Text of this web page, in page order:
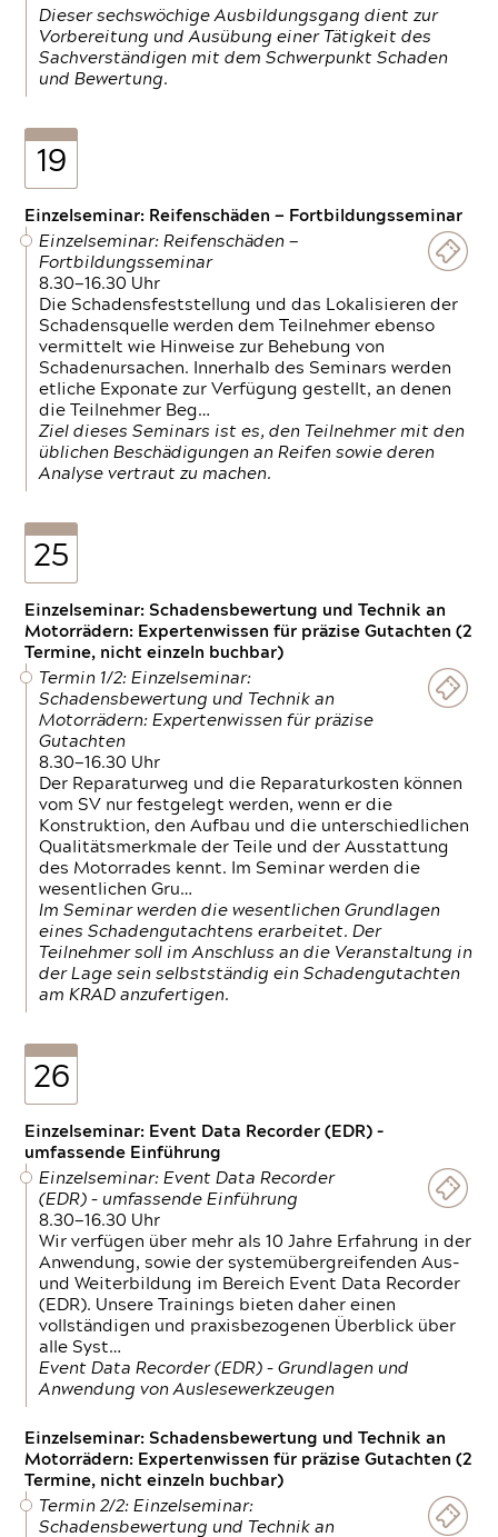
Dieser sechswöchige Ausbildungsgang dient zur
Vorbereitung und Ausübung einer Tätigkeit des
Sachverständigen mit dem Schwerpunkt Schaden
und Bewertung.
19
Einzelseminar: Reifenschäden — Fortbildungsseminar
Einzelseminar: Reifenschäden —
Fortbildungsseminar
8.30—16.30 Uhr
Die Schadensfeststellung und das Lokalisieren der
Schadensquelle werden dem Teilnehmer ebenso
vermittelt wie Hinweise zur Behebung von
Schadenursachen. Innerhalb des Seminars werden
etliche Exponate zur Verfügung gestellt, an denen
die Teilnehmer Beg…
Ziel dieses Seminars ist es, den Teilnehmer mit den
üblichen Beschädigungen an Reifen sowie deren
Analyse vertraut zu machen.
25
Einzelseminar: Schadensbewertung und Technik an
Motorrädern: Expertenwissen für präzise Gutachten (2
Termine, nicht einzeln buchbar)
Termin 1/2: Einzelseminar:
Schadensbewertung und Technik an
Motorrädern: Expertenwissen für präzise
Gutachten
8.30—16.30 Uhr
Der Reparaturweg und die Reparaturkosten können
vom SV nur festgelegt werden, wenn er die
Konstruktion, den Aufbau und die unterschiedlichen
Qualitätsmerkmale der Teile und der Ausstattung
des Motorrades kennt. Im Seminar werden die
wesentlichen Gru…
Im Seminar werden die wesentlichen Grundlagen
eines Schadengutachtens erarbeitet. Der
Teilnehmer soll im Anschluss an die Veranstaltung in
der Lage sein selbstständig ein Schadengutachten
am KRAD anzufertigen.
26
Einzelseminar: Event Data Recorder (EDR) –
umfassende Einführung
Einzelseminar: Event Data Recorder
(EDR) – umfassende Einführung
8.30—16.30 Uhr
Wir verfügen über mehr als 10 Jahre Erfahrung in der
Anwendung, sowie der systemübergreifenden Aus-
und Weiterbildung im Bereich Event Data Recorder
(EDR). Unsere Trainings bieten daher einen
vollständigen und praxisbezogenen Überblick über
alle Syst…
Event Data Recorder (EDR) – Grundlagen und
Anwendung von Auslesewerkzeugen
Einzelseminar: Schadensbewertung und Technik an
Motorrädern: Expertenwissen für präzise Gutachten (2
Termine, nicht einzeln buchbar)
Termin 2/2: Einzelseminar:
Schadensbewertung und Technik an